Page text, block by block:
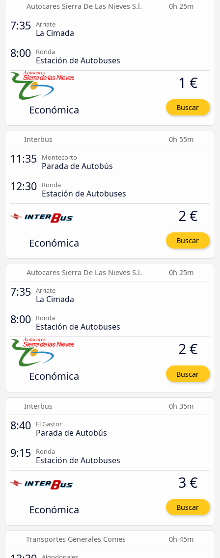
Autocares Sierra De Las Nieves S.l. 0h 25m
7:35 Arriate
La Cimada
8:00 Ronda
Estación de Autobuses
Económica
1 €
Buscar
Interbus 0h 55m
11:35 Montecorto
Parada de Autobús
12:30 Ronda
Estación de Autobuses
Económica
2 €
Buscar
Autocares Sierra De Las Nieves S.l. 0h 25m
7:35 Arriate
La Cimada
8:00 Ronda
Estación de Autobuses
Económica
2 €
Buscar
Interbus 0h 35m
8:40 El Gastor
Parada de Autobús
9:15 Ronda
Estación de Autobuses
Económica
3 €
Buscar
Transportes Generales Comes 0h 45m